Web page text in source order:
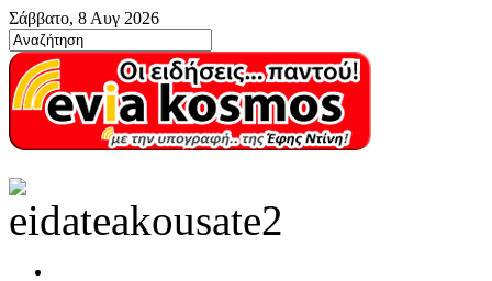
Σάββατο, 8 Αυγ 2026